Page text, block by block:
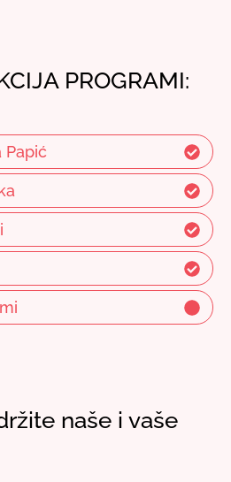
PROGRAMI:
Papić
naše i vaše